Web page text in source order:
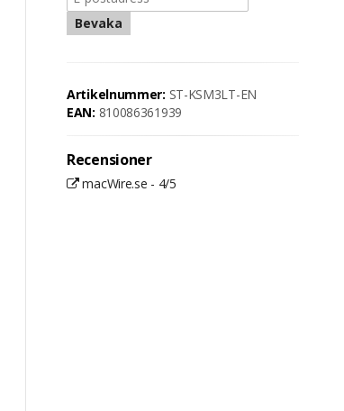
Bevaka
Artikelnummer: ST-KSM3LT-EN
EAN: 810086361939
Recensioner
macWire.se - 4/5